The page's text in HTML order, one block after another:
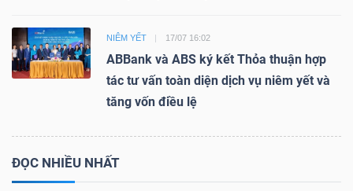
NIÊM YẾT 17/07 16:02
ABBank và ABS ký kết Thỏa thuận hợp
tác tư vấn toàn diện dịch vụ niêm yết và
tăng vốn điều lệ
ĐỌC NHIỀU NHẤT